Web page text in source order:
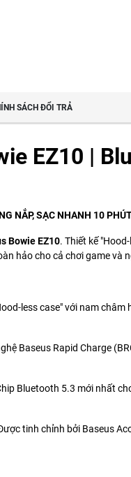
SÁCH ĐỔI TRẢ
EZ10 |
NẮP, SẠC NHANH 10
Bowie EZ10. Thiết kế
hảo cho cả chơi game và
less case" với nam
Baseus Rapid Charge
Bluetooth 5.3 mới nhất
tinh chỉnh bởi Baseus